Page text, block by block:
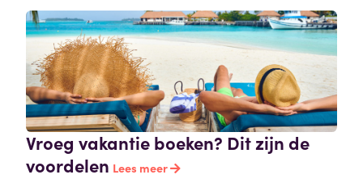
Vroeg vakantie boeken? Dit zijn de
voordelen Lees meer